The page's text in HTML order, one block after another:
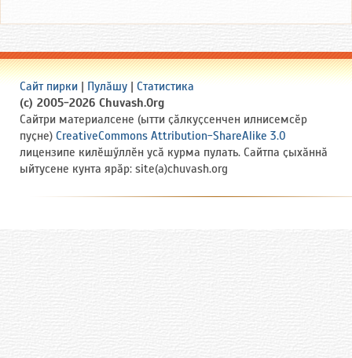
Сайт пирки | Пулӑшу | Статистика
(c) 2005-2026 Chuvash.Org
Сайтри материалсене (ытти ҫӑлкуҫсенчен илнисемсӗр
пуҫне) CreativeCommons Attribution-ShareAlike 3.0
лицензипе килӗшӳллӗн усӑ курма пулать. Сайтпа ҫыхӑннӑ
ыйтусене кунта ярӑр: site(a)chuvash.org